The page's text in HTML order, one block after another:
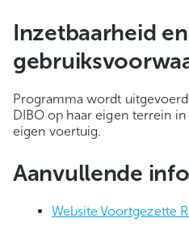
Inzetbaarheid en
Programma wordt
DIBO op haar eigen terrein
eigen voertuig.
Aanvullende
Website Voortgezette